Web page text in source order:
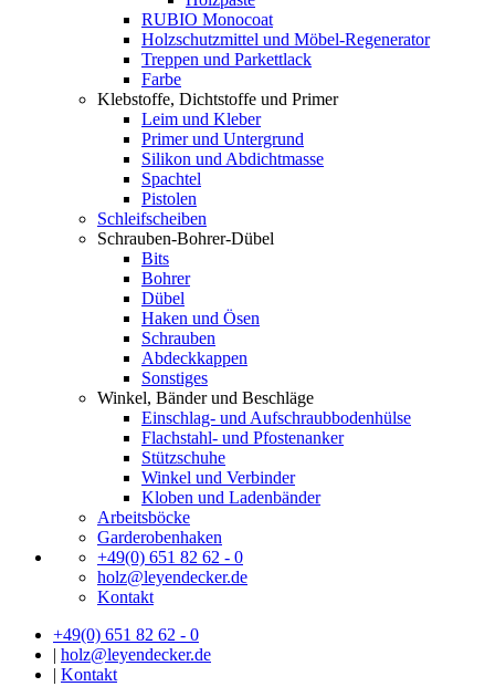
RUBIO Monocoat
Holzschutzmittel und Möbel-Regenerator
Treppen und Parkettlack
Farbe
Klebstoffe, Dichtstoffe und Primer
Leim und Kleber
Primer und Untergrund
Silikon und Abdichtmasse
Spachtel
Pistolen
Schleifscheiben
Schrauben-Bohrer-Dübel
Bits
Bohrer
Dübel
Haken und Ösen
Schrauben
Abdeckkappen
Sonstiges
Winkel, Bänder und Beschläge
Einschlag- und Aufschraubbodenhülse
Flachstahl- und Pfostenanker
Stützschuhe
Winkel und Verbinder
Kloben und Ladenbänder
Arbeitsböcke
Garderobenhaken
+49(0) 651 82 62 - 0
holz@leyendecker.de
Kontakt
+49(0) 651 82 62 - 0
| holz@leyendecker.de
| Kontakt